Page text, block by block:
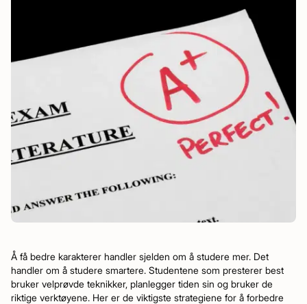
Å få bedre karakterer handler sjelden om å studere mer. Det
handler om å studere smartere. Studentene som presterer best
bruker velprøvde teknikker, planlegger tiden sin og bruker de
riktige verktøyene. Her er de viktigste strategiene for å forbedre